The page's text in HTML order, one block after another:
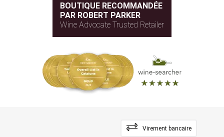
BOUTIQUE RECOMMANDÉE
PAR ROBERT PARKER
Wine Advocate Trusted Retailer
Virement bancaire